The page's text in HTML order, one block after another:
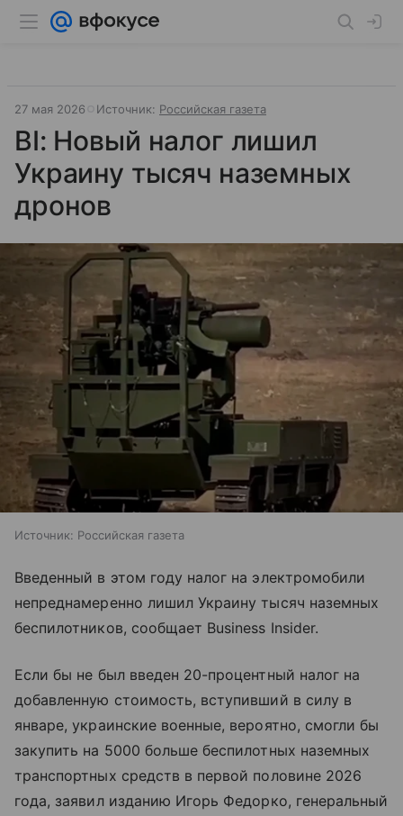
27 мая 2026 Источник: Российская газета
BI: Новый налог лишил
Украину тысяч наземных
дронов
Источник: Российская газета
Введенный в этом году налог на электромобили
непреднамеренно лишил Украину тысяч наземных
беспилотников, сообщает Business Insider.
Если бы не был введен 20-процентный налог на
добавленную стоимость, вступивший в силу в
январе, украинские военные, вероятно, смогли бы
закупить на 5000 больше беспилотных наземных
транспортных средств в первой половине 2026
года, заявил изданию Игорь Федорко, генеральный